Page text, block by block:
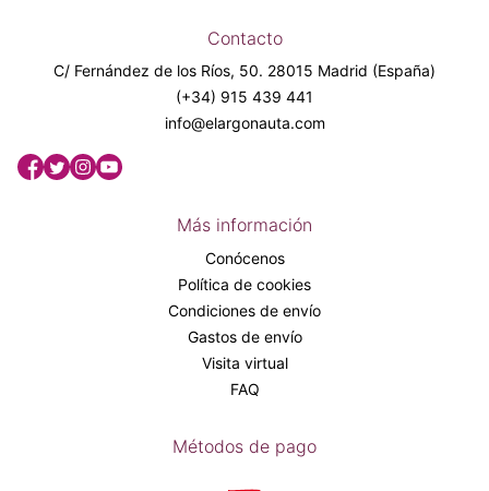
Contacto
C/ Fernández de los Ríos, 50. 28015 Madrid (España)
(+34) 915 439 441
info@elargonauta.com
Más información
Conócenos
Política de cookies
Condiciones de envío
Gastos de envío
Visita virtual
FAQ
Métodos de pago